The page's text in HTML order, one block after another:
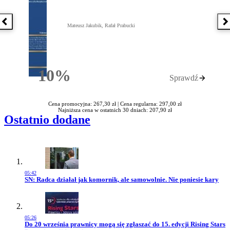
Poprzednia książka
10%Rabatu
Mateusz Jakubik, Rafał Prabucki
Sprawdź
Cena promocyjna: 267,30 zł | Cena regularna: 297,00 zł
Najniższa cena w ostatnich 30 dniach: 207,90 zł
Ostatnio dodane
05:42
Przejdź do artykułu:
SN: Radca działał jak komornik, ale samowolnie. Nie poniesie kary
05:26
Przejdź do artykułu:
Do 20 września prawnicy mogą się zgłaszać do 15. edycji Rising Stars